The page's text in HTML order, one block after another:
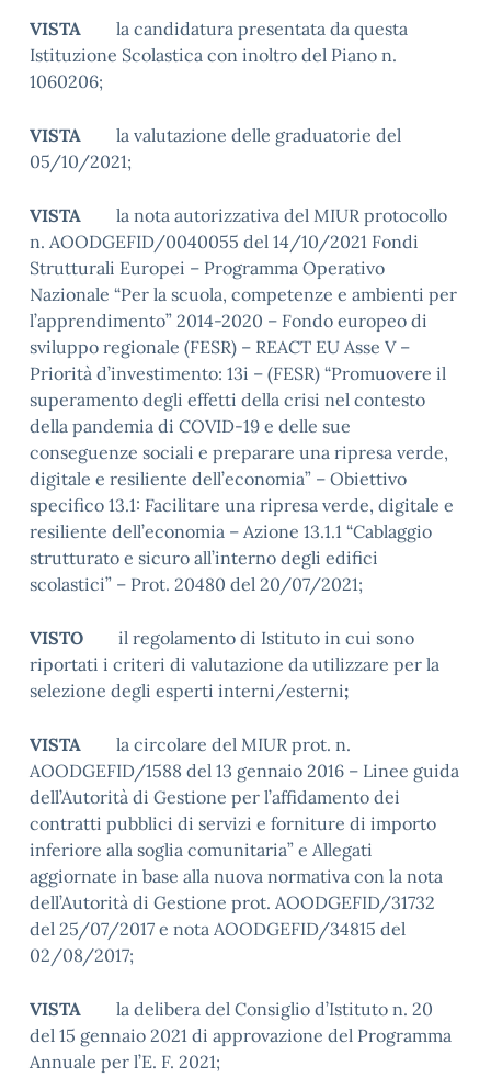
VISTA la candidatura presentata da questa
Istituzione Scolastica con inoltro del Piano n.
1060206;
VISTA la valutazione delle graduatorie del
05/10/2021;
VISTA la nota autorizzativa del MIUR protocollo
n. AOODGEFID/0040055 del 14/10/2021 Fondi
Strutturali Europei – Programma Operativo
Nazionale “Per la scuola, competenze e ambienti per
l’apprendimento” 2014-2020 – Fondo europeo di
sviluppo regionale (FESR) – REACT EU Asse V –
Priorità d’investimento: 13i – (FESR) “Promuovere il
superamento degli effetti della crisi nel contesto
della pandemia di COVID-19 e delle sue
conseguenze sociali e preparare una ripresa verde,
digitale e resiliente dell’economia” – Obiettivo
specifico 13.1: Facilitare una ripresa verde, digitale e
resiliente dell’economia – Azione 13.1.1 “Cablaggio
strutturato e sicuro all’interno degli edifici
scolastici” – Prot. 20480 del 20/07/2021;
VISTO il regolamento di Istituto in cui sono
riportati i criteri di valutazione da utilizzare per la
selezione degli esperti interni/esterni;
VISTA la circolare del MIUR prot. n.
AOODGEFID/1588 del 13 gennaio 2016 – Linee guida
dell’Autorità di Gestione per l’affidamento dei
contratti pubblici di servizi e forniture di importo
inferiore alla soglia comunitaria” e Allegati
aggiornate in base alla nuova normativa con la nota
dell’Autorità di Gestione prot. AOODGEFID/31732
del 25/07/2017 e nota AOODGEFID/34815 del
02/08/2017;
VISTA la delibera del Consiglio d’Istituto n. 20
del 15 gennaio 2021 di approvazione del Programma
Annuale per l’E. F. 2021;